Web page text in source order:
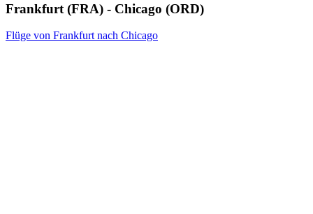
Frankfurt (FRA) - Chicago (ORD)
Flüge von Frankfurt nach Chicago